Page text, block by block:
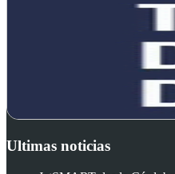
Ultimas noticias